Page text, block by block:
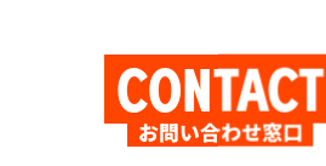
CONTACT
お問い合わせ窓口